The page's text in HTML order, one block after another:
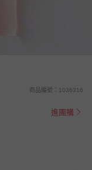
商品編號：1036316
進團購